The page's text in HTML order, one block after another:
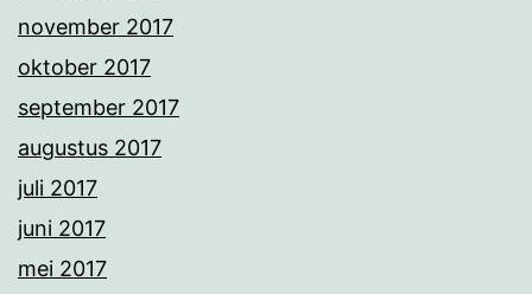
november 2017
oktober 2017
september 2017
augustus 2017
juli 2017
juni 2017
mei 2017